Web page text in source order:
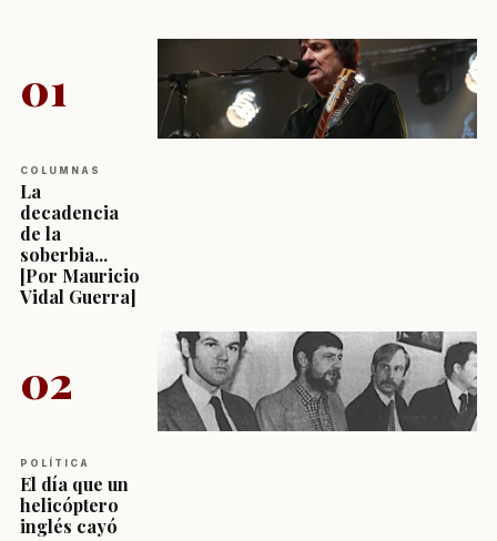
01
COLUMNAS
La
decadencia
de la
soberbia...
[Por Mauricio
Vidal Guerra]
02
POLÍTICA
El día que un
helicóptero
inglés cayó